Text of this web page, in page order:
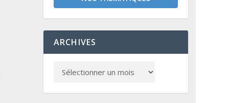
ARCHIVES